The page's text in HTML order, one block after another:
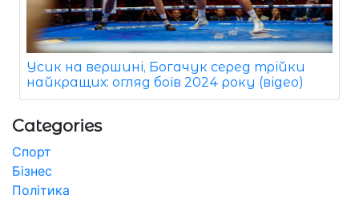
Усик на вершині, Богачук серед трійки
найкращих: огляд боїв 2024 року (відео)
Categories
Спорт
Бізнес
Політика